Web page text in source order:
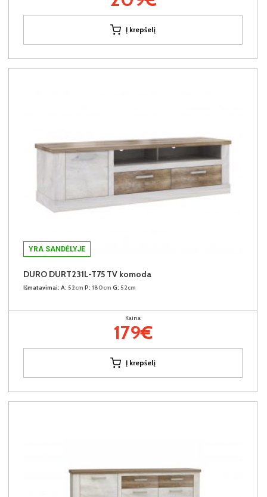
Į krepšelį
YRA SANDĖLYJE
DURO DURT231L-T75 TV komoda
Išmatavimai: A: 52cm P: 180cm G: 52cm
Kaina:
179€
Į krepšelį